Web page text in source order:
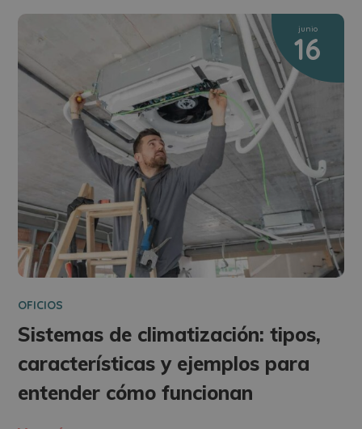
junio
16
OFICIOS
Sistemas de climatización: tipos,
características y ejemplos para
entender cómo funcionan